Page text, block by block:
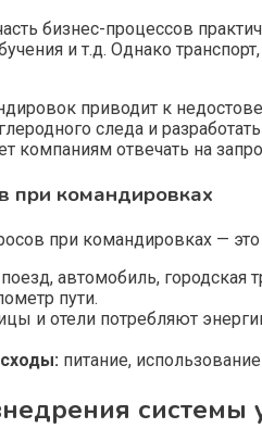
бизнес-процессов
и т.д. Однако
приводит к
следа и
компаниям отвечать на
при командировках
при командировках —
автомобиль, городская
пути.
и отели потребляют
питание,
системы